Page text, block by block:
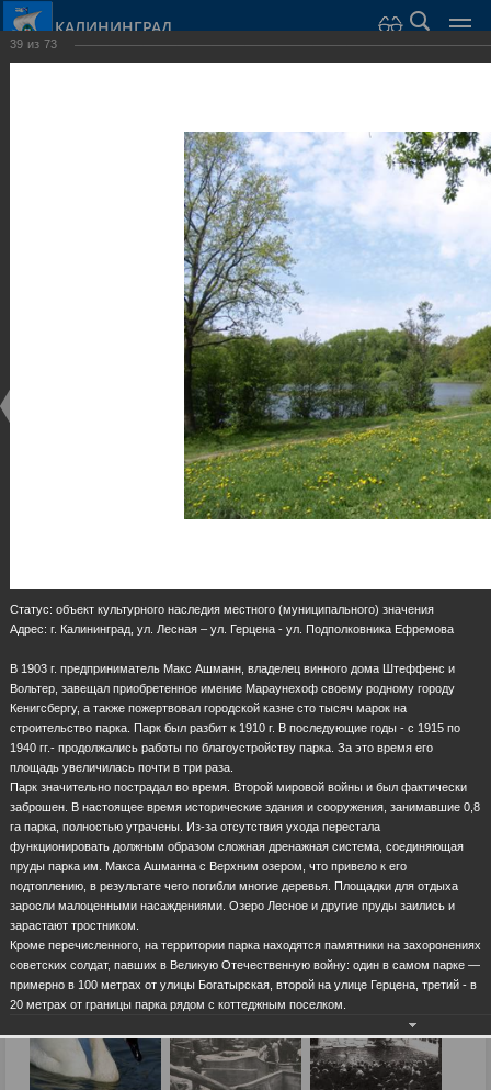
КАЛИНИНГРАД
Достопримечательности
39 из 73
Статус: объект культурного наследия местного (муниципального) значения
Адрес: г. Калининград, ул. Лесная – ул. Герцена - ул. Подполковника Ефремова
В 1903 г. предприниматель Макс Ашманн, владелец винного дома Штеффенс и
Вольтер, завещал приобретенное имение Мараунехоф своему родному городу
Кенигсбергу, а также пожертвовал городской казне сто тысяч марок на
строительство парка. Парк был разбит к 1910 г. В последующие годы - с 1915 по
1940 гг.- продолжались работы по благоустройству парка. За это время его
площадь увеличилась почти в три раза.
Парк значительно пострадал во время. Второй мировой войны и был фактически
заброшен. В настоящее время исторические здания и сооружения, занимавшие 0,8
га парка, полностью утрачены. Из-за отсутствия ухода перестала
функционировать должным образом сложная дренажная система, соединяющая
пруды парка им. Макса Ашманна с Верхним озером, что привело к его
подтоплению, в результате чего погибли многие деревья. Площадки для отдыха
заросли малоценными насаждениями. Озеро Лесное и другие пруды заились и
зарастают тростником.
Кроме перечисленного, на территории парка находятся памятники на захоронениях
советских солдат, павших в Великую Отечественную войну: один в самом парке —
примерно в 100 метрах от улицы Богатырская, второй на улице Герцена, третий - в
20 метрах от границы парка рядом с коттеджным поселком.